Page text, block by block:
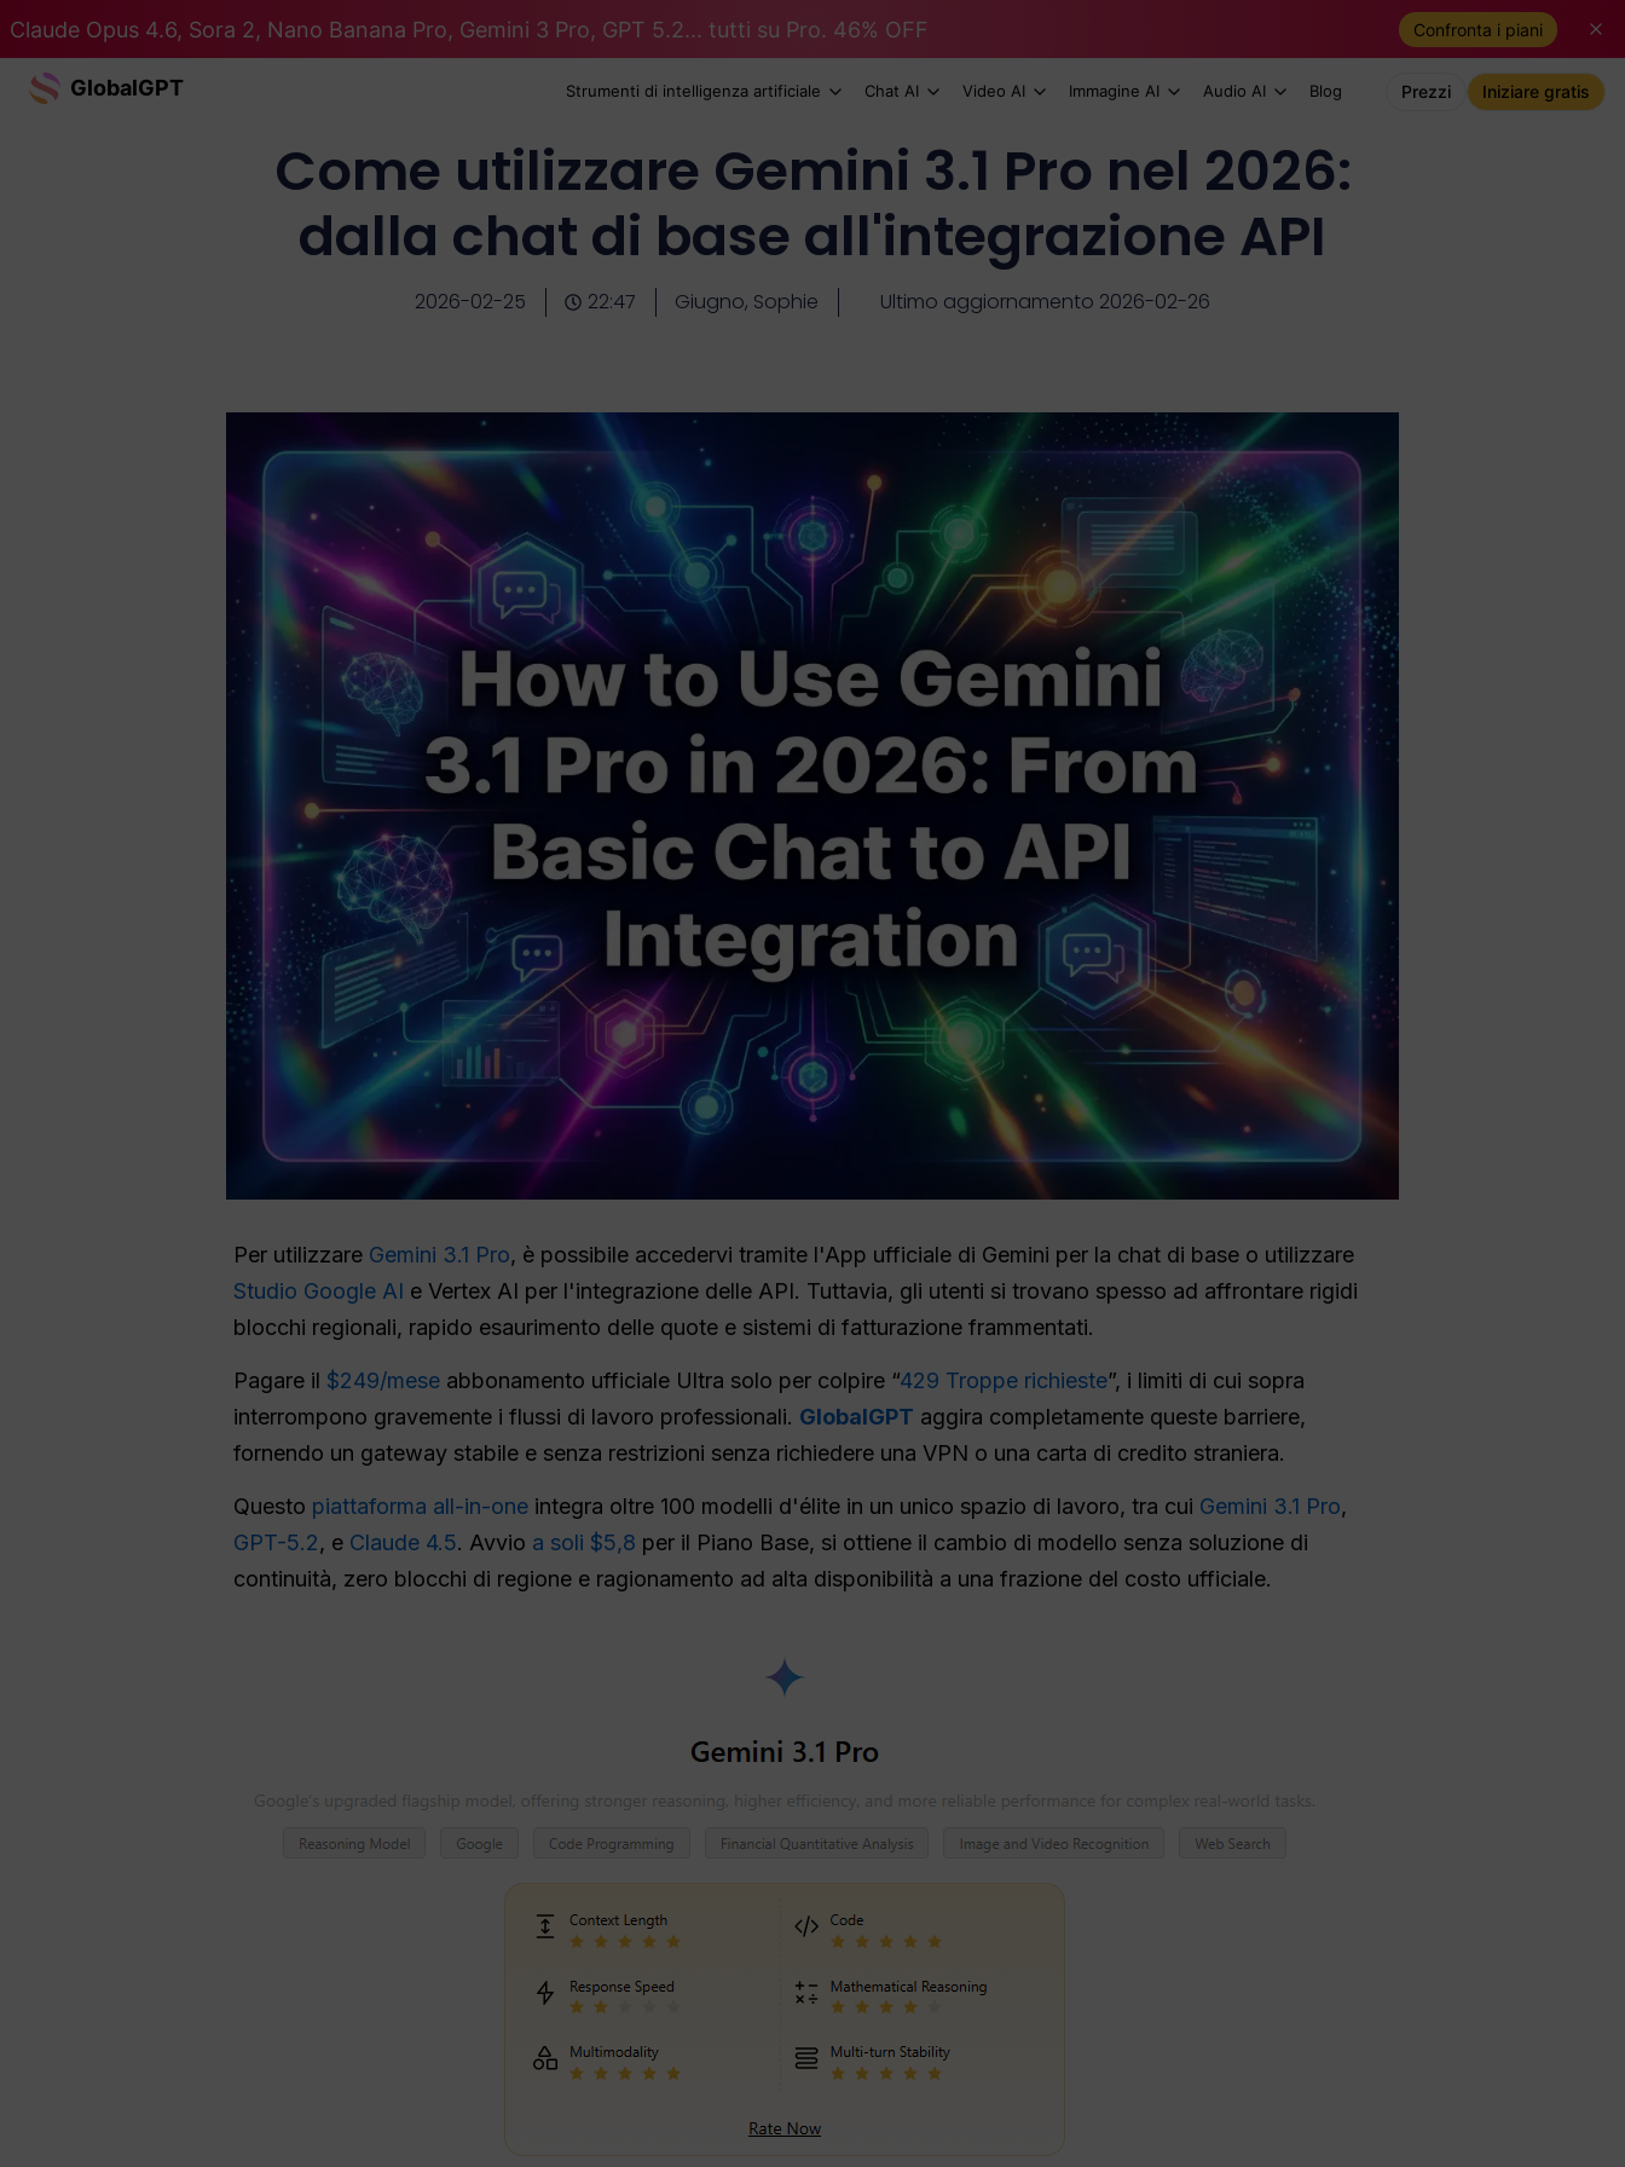
Claude Opus 4.6, Sora 2, Nano Banana Pro, Gemini 3 Pro, GPT 5.2... tutti su Pro. 46% OFF Confronta i piani
GlobalGPT Strumenti di intelligenza artificiale Chat AI Video AI Immagine AI Audio AI Blog Prezzi Iniziare gratis
Come utilizzare Gemini 3.1 Pro nel 2026:
dalla chat di base all'integrazione API
2026-02-25 22:47 Giugno, Sophie Ultimo aggiornamento 2026-02-26
Per utilizzare Gemini 3.1 Pro, è possibile accedervi tramite l'App ufficiale di Gemini per la chat di base o utilizzare
Studio Google AI e Vertex AI per l'integrazione delle API. Tuttavia, gli utenti si trovano spesso ad affrontare rigidi
blocchi regionali, rapido esaurimento delle quote e sistemi di fatturazione frammentati.
Pagare il $249/mese abbonamento ufficiale Ultra solo per colpire “429 Troppe richieste”, i limiti di cui sopra
interrompono gravemente i flussi di lavoro professionali. GlobalGPT aggira completamente queste barriere,
fornendo un gateway stabile e senza restrizioni senza richiedere una VPN o una carta di credito straniera.
Questo piattaforma all-in-one integra oltre 100 modelli d'élite in un unico spazio di lavoro, tra cui Gemini 3.1 Pro,
GPT-5.2, e Claude 4.5. Avvio a soli $5,8 per il Piano Base, si ottiene il cambio di modello senza soluzione di
continuità, zero blocchi di regione e ragionamento ad alta disponibilità a una frazione del costo ufficiale.